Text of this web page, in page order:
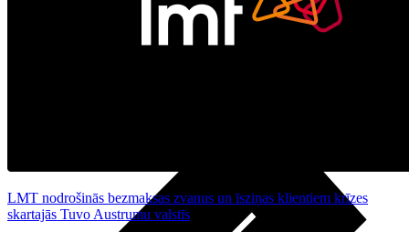
LMT nodrošinās bezmaksas zvanus un īsziņas klientiem krīzes
skartajās Tuvo Austrumu valstīs